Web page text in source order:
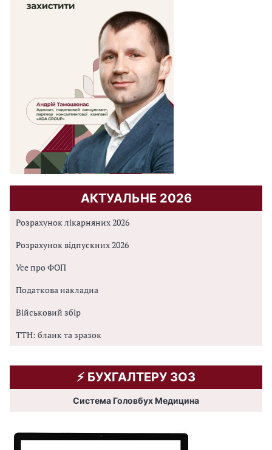
АКТУАЛЬНЕ 2026
Розрахунок лікарняних 2026
Розрахунок відпускних 2026
Усе про ФОП
Податкова накладна
Військовий збір
ТТН: бланк та зразок
⚡️ БУХГАЛТЕРУ ЗОЗ
Система Головбух Медицина